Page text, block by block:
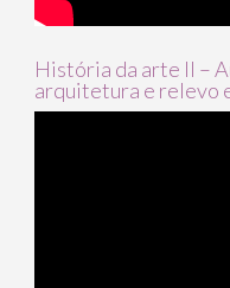
História da arte II –
arquitetura e relevo